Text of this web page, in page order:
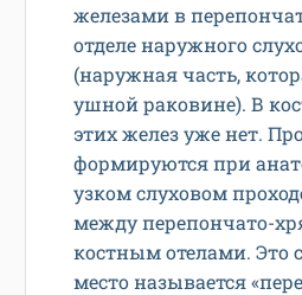
железами в
отделе наружного
(наружная часть,
ушной раковине). В
этих желез уже нет.
формируются при
узком слуховом
между перепончато-
костным отелами. Это
место называется